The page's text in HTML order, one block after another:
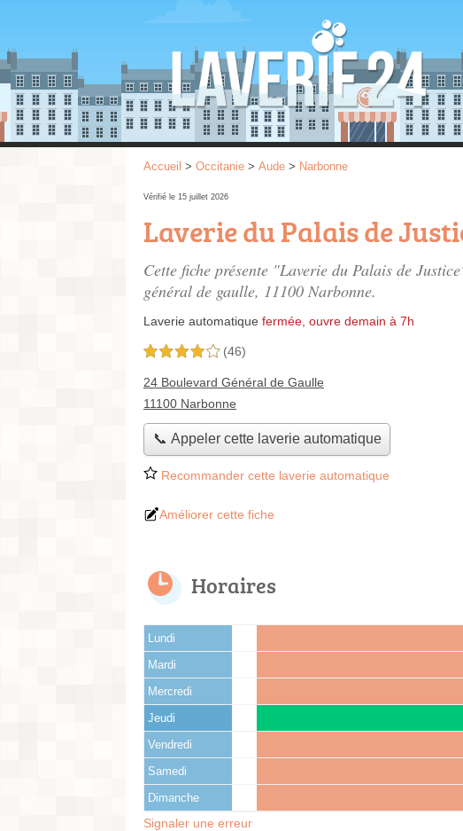
Accueil > Occitanie > Aude > Narbonne
Vérifié le 15 juillet 2026
Laverie du Palais de
Cette fiche présente "Laverie du Palais de
général de gaulle, 11100 Narbonne.
Laverie automatique fermée, ouvre demain à 7h
4,0 étoiles sur 5 (46)
24 Boulevard Général de Gaulle
11100 Narbonne
📞 Appeler cette laverie automatique
Recommander cette laverie automatique
Améliorer cette fiche
Horaires
Lundi
Mardi
Mercredi
Jeudi
Vendredi
Samedi
Dimanche
Signaler une erreur